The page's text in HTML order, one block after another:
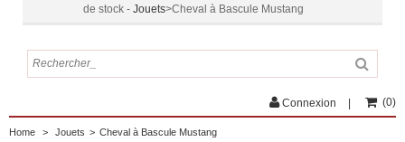
de stock - Jouets>Cheval à Bascule Mustang
Connexion (0)
Home > Jouets > Cheval à Bascule Mustang